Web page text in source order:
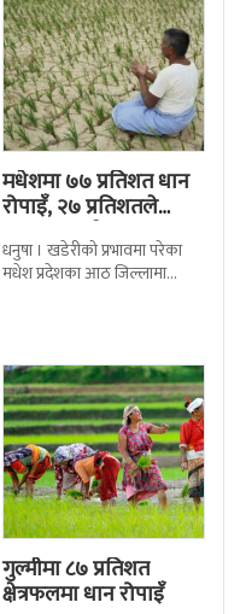
मधेशमा ७७ प्रतिशत धान
रोपाइँ, २७ प्रतिशतले
उत्पादन घट्ने अनुमान
धनुषा । खडेरीको प्रभावमा परेका
मधेश प्रदेशका आठ जिल्लामा
गुल्मीमा ८७ प्रतिशत
क्षेत्रफलमा धान रोपाइँ